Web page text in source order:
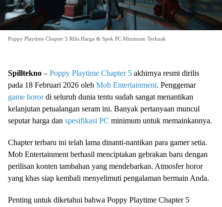
Poppy Playtime Chapter 5 Rilis Harga & Spek PC Minimum Terkuak
Spilltekno – Poppy Playtime Chapter 5 akhirnya resmi dirilis
pada 18 Februari 2026 oleh Mob Entertainment. Penggemar
game horordi seluruh dunia tentu sudah sangat menantikan
kelanjutan petualangan seram ini. Banyak pertanyaan muncul
seputar harga dan spesifikasi PC minimum untuk memainkannya.
Chapter terbaru ini telah lama dinanti-nantikan para gamer setia.
Mob Entertainment berhasil menciptakan gebrakan baru dengan
perilisan konten tambahan yang mendebarkan. Atmosfer horor
yang khas siap kembali menyelimuti pengalaman bermain Anda.
Penting untuk diketahui bahwa Poppy Playtime Chapter 5